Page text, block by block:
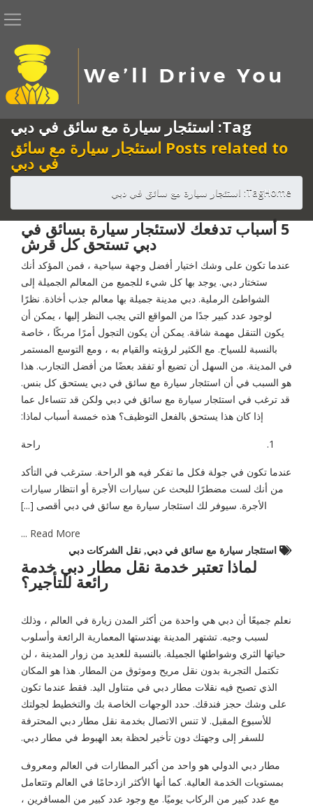
Tag: استئجار سيارة مع سائق في دبي
Posts related to استئجار سيارة مع سائق
في دبي
HomeTag: استئجار سيارة مع سائق في دبي
5 أسباب تدفعك لاستئجار سيارة بسائق في
دبي تستحق كل قرش
عندما تكون على وشك اختيار أفضل وجهة سياحية ، فمن المؤكد أنك
ستختار دبي. يوجد بها كل شيء للجميع من المعالم الجميلة إلى
الشواطئ الرملية. دبي مدينة جميلة بها معالم جذب أخاذة. نظرًا
لوجود عدد كبير جدًا من المواقع التي يجب النظر إليها ، يمكن أن
يكون التنقل مهمة شاقة. يمكن أن يكون التجول أمرًا مربكًا ، خاصة
بالنسبة للسياح. مع الكثير لرؤيته والقيام به ، ومع التوسع المستمر
في المدينة. من السهل أن تضيع أو تفقد بعضًا من أفضل التجارب. هذا
هو السبب في أن استئجار سيارة مع سائق في دبي يستحق كل بنس.
قد ترغب في استئجار سيارة مع سائق في دبي ولكن قد تتساءل عما
إذا كان هذا يستحق بالفعل التوظيف؟ هذه خمسة أسباب لماذا:
راحة
عندما تكون في جولة فكل ما تفكر فيه هو الراحة. سترغب في التأكد
من أنك لست مضطرًا للبحث عن سيارات الأجرة أو انتظار سيارات
الأجرة. سيوفر لك استئجار سيارة مع سائق في دبي أقصى [...]
Read More ...
استئجار سيارة مع سائق في دبي,نقل الشركات دبي
لماذا تعتبر خدمة نقل مطار دبي خدمة
رائعة للتأجير؟
نعلم جميعًا أن دبي هي واحدة من أكثر المدن زيارة في العالم ، وذلك
لسبب وجيه. تشتهر المدينة بهندستها المعمارية الرائعة وأسلوب
حياتها الثري وشواطئها الجميلة. بالنسبة للعديد من زوار المدينة ، لن
تكتمل التجربة بدون نقل مريح وموثوق من المطار. هذا هو المكان
الذي تصبح فيه نقلات مطار دبي في متناول اليد. فقط عندما تكون
على وشك حجز فندقك. حدد الوجهات الخاصة بك والتخطيط لجولتك
للأسبوع المقبل. لا تنس الاتصال بخدمة نقل مطار دبي المحترفة
للسفر إلى وجهتك دون تأخير لحظة بعد الهبوط في مطار دبي.
مطار دبي الدولي هو واحد من أكبر المطارات في العالم ومعروف
بمستويات الخدمة العالية. كما أنها الأكثر ازدحامًا في العالم وتتعامل
مع عدد كبير من الركاب يوميًا. مع وجود عدد كبير من المسافرين ،